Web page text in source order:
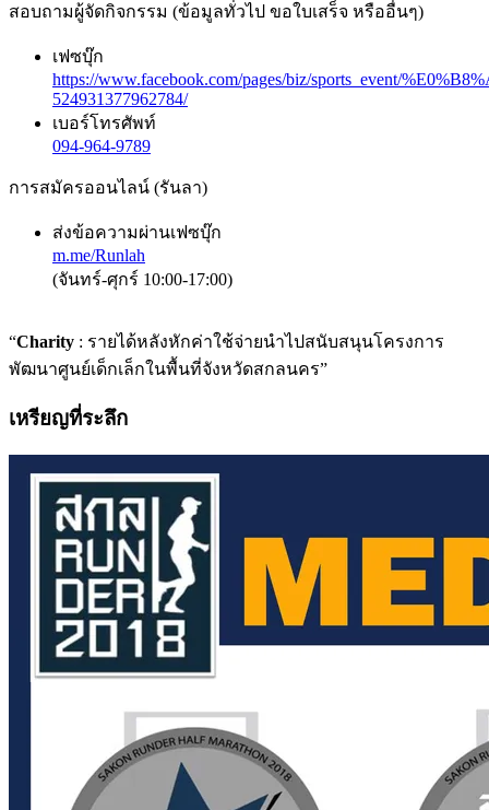
สอบถามผู้จัดกิจกรรม (ข้อมูลทั่วไป ขอใบเสร็จ หรืออื่นๆ)
เฟซบุ๊ก
https://www.facebook.com/pages/biz/sports_event/
524931377962784/
เบอร์โทรศัพท์
094-964-9789
การสมัครออนไลน์ (รันลา)
ส่งข้อความผ่านเฟซบุ๊ก
m.me/Runlah
(จันทร์-ศุกร์ 10:00-17:00)
“Charity : รายได้หลังหักค่าใช้จ่ายนำไปสนับสนุนโครงการ
พัฒนาศูนย์เด็กเล็กในพื้นที่จังหวัดสกลนคร”
เหรียญที่ระลึก